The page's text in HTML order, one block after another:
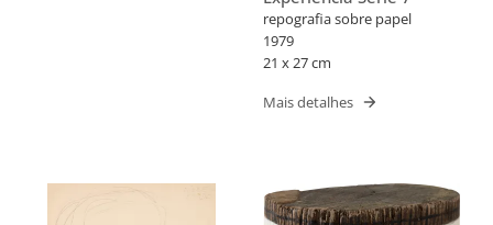
repografia sobre papel
1979
21 x 27 cm
Mais detalhes